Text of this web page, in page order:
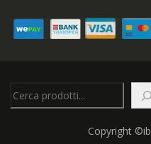
Copyright